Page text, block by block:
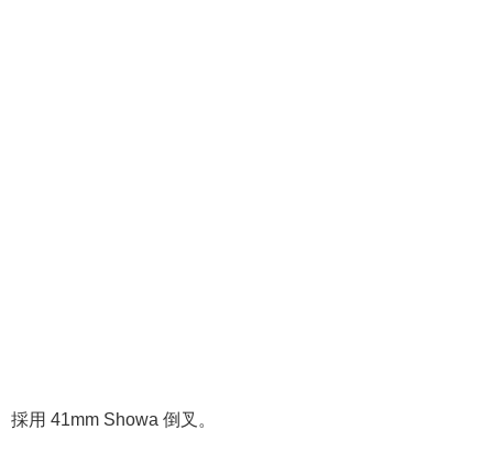
採用 41mm Showa 倒叉。